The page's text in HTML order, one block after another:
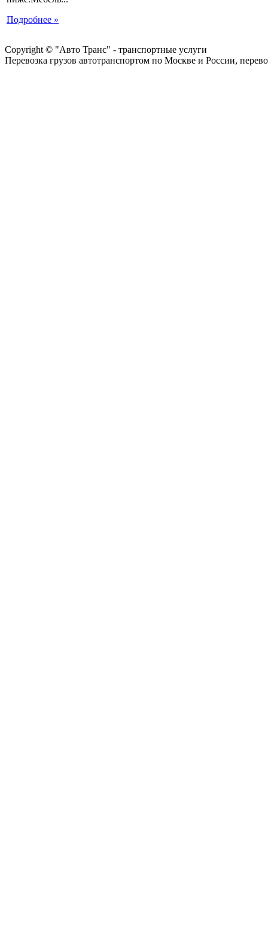
Подробнее »
Copyright © "Авто Транс" - транспортные услуги
Перевозка грузов автотранспортом по Москве и России,